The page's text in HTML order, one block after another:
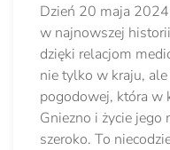
Dzień 20 maja
w najnowszej
dzięki relacjom
nie tylko w kraju,
pogodowej, która w
Gniezno i życie jego
szeroko. To